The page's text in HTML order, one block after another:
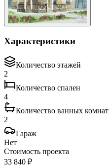
Характеристики
Количество этажей
2
Количество спален
4
Количество ванных комнат
2
Гараж
Нет
Стоимость проекта
33 840 ₽